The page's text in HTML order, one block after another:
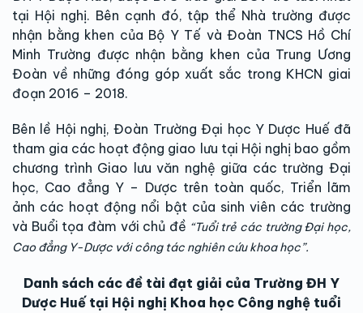
tại Hội nghị. Bên cạnh đó, tập thể Nhà trường được
nhận bằng khen của Bộ Y Tế và Đoàn TNCS Hồ Chí
Minh Trường được nhận bằng khen của Trung Ương
Đoàn về những đóng góp xuất sắc trong KHCN giai
đoạn 2016 – 2018.
Bên lề Hội nghị, Đoàn Trường Đại học Y Dược Huế đã
tham gia các hoạt động giao lưu tại Hội nghị bao gồm
chương trình Giao lưu văn nghệ giữa các trường Đại
học, Cao đẳng Y – Dược trên toàn quốc, Triển lãm
ảnh các hoạt động nổi bật của sinh viên các trường
và Buổi tọa đàm với chủ đề “Tuổi trẻ các trường Đại học,
Cao đẳng Y-Dược với công tác nghiên cứu khoa học”.
Danh sách các đề tài đạt giải của Trường ĐH Y
Dược Huế tại Hội nghị Khoa học Công nghệ tuổi